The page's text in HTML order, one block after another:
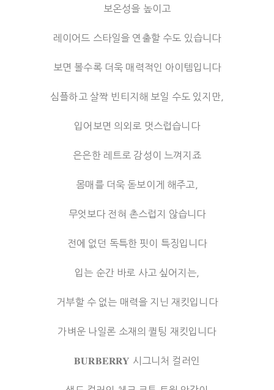
보온성을 높이고
레이어드 스타일을 연출할 수도 있습니다
보면 볼수록 더욱 매력적인 아이템입니다
심플하고 살짝 빈티지해 보일 수도 있지만,
입어보면 의외로 멋스럽습니다
은은한 레트로 감성이 느껴지죠
몸매를 더욱 돋보이게 해주고,
무엇보다 전혀 촌스럽지 않습니다
전에 없던 독특한 핏이 특징입니다
입는 순간 바로 사고 싶어지는,
거부할 수 없는 매력을 지닌 재킷입니다
가벼운 나일론 소재의 퀼팅 재킷입니다
𝐁𝐔𝐑𝐁𝐄𝐑𝐑𝐘 시그니처 컬러인